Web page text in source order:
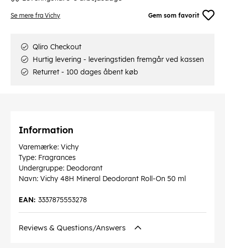
Se mere fra Vichy Gem som favorit
Qliro Checkout
Hurtig levering - leveringstiden fremgår ved kassen
Returret - 100 dages åbent køb
Information
Varemærke: Vichy
Type: Fragrances
Undergruppe: Deodorant
Navn: Vichy 48H Mineral Deodorant Roll-On 50 ml
3337875553278
EAN:
Reviews & Questions/Answers